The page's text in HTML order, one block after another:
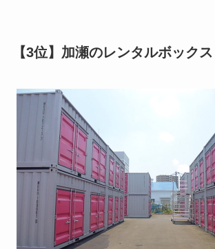
【3位】加瀬のレンタルボックス